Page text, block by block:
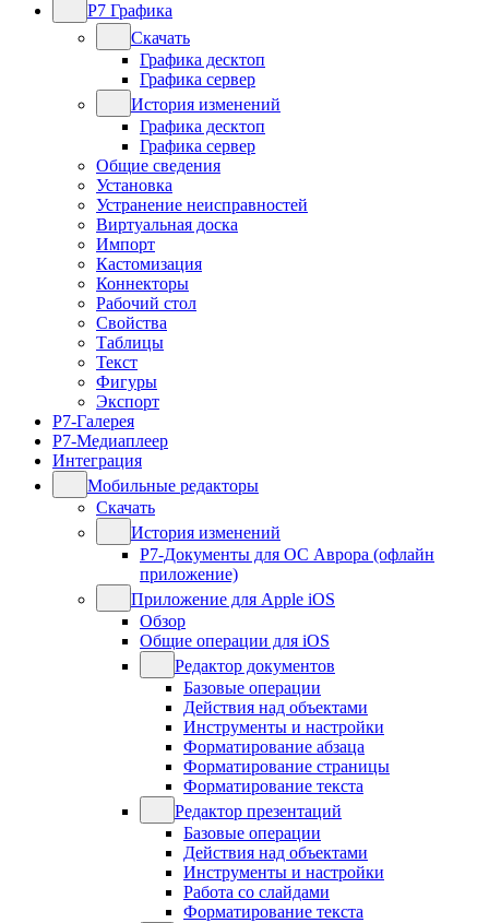
Р7 Графика
Скачать
Графика десктоп
Графика сервер
История изменений
Графика десктоп
Графика сервер
Общие сведения
Установка
Устранение неисправностей
Виртуальная доска
Импорт
Кастомизация
Коннекторы
Рабочий стол
Свойства
Таблицы
Текст
Фигуры
Экспорт
Р7-Галерея
Р7-Медиаплеер
Интеграция
Мобильные редакторы
Скачать
История изменений
Р7-Документы для ОС Аврора (офлайн
приложение)
Приложение для Apple iOS
Обзор
Общие операции для iOS
Редактор документов
Базовые операции
Действия над объектами
Инструменты и настройки
Форматирование абзаца
Форматирование страницы
Форматирование текста
Редактор презентаций
Базовые операции
Действия над объектами
Инструменты и настройки
Работа со слайдами
Форматирование текста